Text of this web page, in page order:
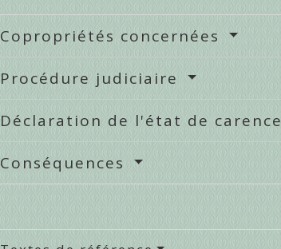
Copropriétés concernées
Procédure judiciaire
Déclaration de l'état de carence
Conséquences